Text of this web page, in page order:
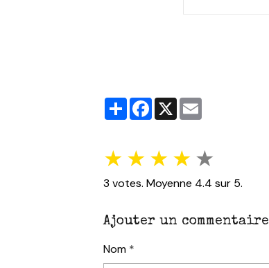
PartagerFacebook
X
★★★★★
3 votes. Moyenne 4.4 sur 5.
Ajouter un commentaire
Nom